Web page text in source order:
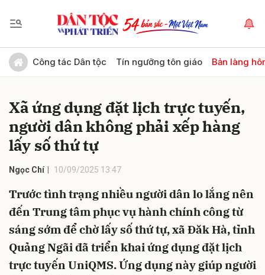
Công tác Dân tộc Tín ngưỡng tôn giáo Bản làng
Xã ứng dụng đặt lịch trực tuyến,
người dân không phải xếp hàng
lấy số thứ tự
Ngọc Chí 10/09/2025 13:47
Trước tình trạng nhiều người dân lo lắng nên
đến Trung tâm phục vụ hành chính công từ
sáng sớm để chờ lấy số thứ tự, xã Đăk Hà, tỉnh
Quảng Ngãi đã triển khai ứng dụng đặt lịch
trực tuyến UniQMS. Ứng dụng này giúp người
Gửi bình luận